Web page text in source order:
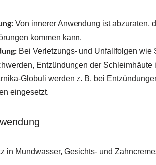
Von innerer Anwendung ist abzuraten,
kommen kann.
Bei Verletzungs- und Unfallfolgen
Entzündungen der
Globuli werden z. B. bei
eingesetzt.
in Mundwasser, Gesichts- und